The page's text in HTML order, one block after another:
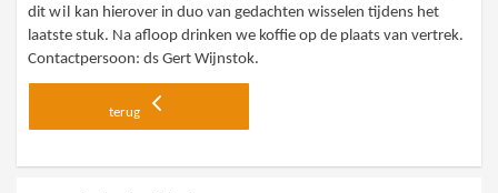
ditwil kan hierover in duo van gedachten wisselen tijdens het
laatste stuk. Na afloop drinken we koffie op de plaats van vertrek.
Contactpersoon: ds Gert Wijnstok.
terug